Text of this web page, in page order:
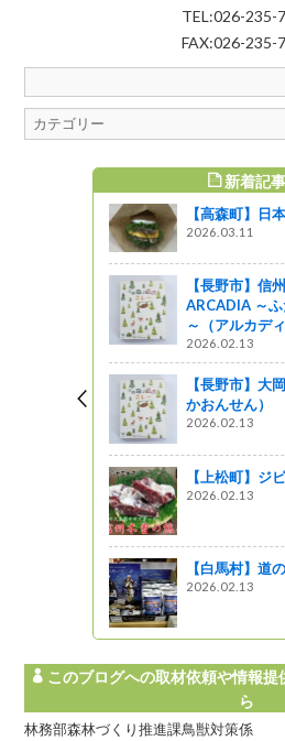
TEL:026-235-
FAX:026-235-
新着記事
【高森町】
2026.03.11
【長野市】信
ARCADIA ～
～（アルカディ
2026.02.13
【長野市】大
かおんせん）
2026.02.13
【上松町】ジ
2026.02.13
【白馬村】
2026.02.13
このブログへの取材依頼や情報
ら
林務部森林づくり推進課鳥獣対策係